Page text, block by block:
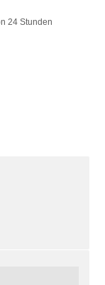
24 Stunden